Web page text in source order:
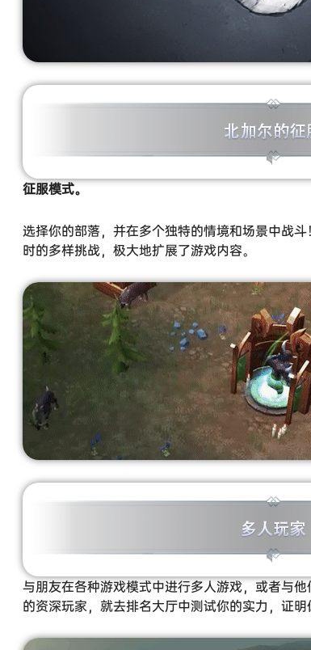
征服模式。
选择你的部落，并在多个独特的情境和场景中战
时的多样挑战，极大地扩展了游戏内容。
与朋友在各种游戏模式中进行多人游戏，或者与
的资深玩家，就去排名大厅中测试你的实力，证明